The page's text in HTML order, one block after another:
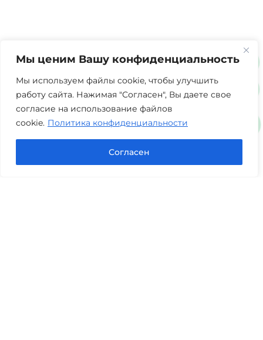
Мы ценим Вашу конфиденциальность
Мы используем файлы cookie, чтобы улучшить
работу сайта. Нажимая "Согласен", Вы даете свое
согласие на использование файлов
cookie. Политика конфиденциальности
Согласен